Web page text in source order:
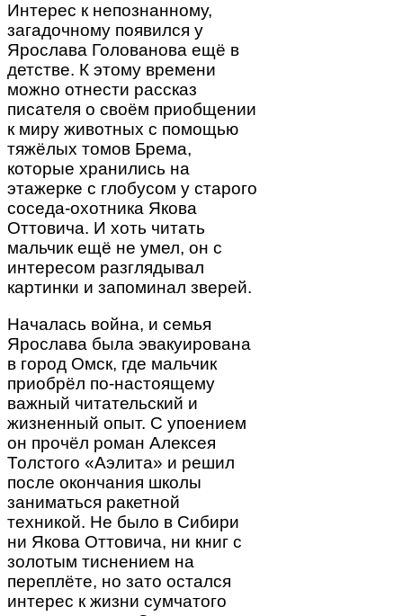
Интерес к непознанному,
загадочному появился у
Ярослава Голованова ещё в
детстве. К этому времени
можно отнести рассказ
писателя о своём приобщении
к миру животных с помощью
тяжёлых томов Брема,
которые хранились на
этажерке с глобусом у старого
соседа-охотника Якова
Оттовича. И хоть читать
мальчик ещё не умел, он с
интересом разглядывал
картинки и запоминал зверей.
Началась война, и семья
Ярослава была эвакуирована
в город Омск, где мальчик
приобрёл по-настоящему
важный читательский и
жизненный опыт. С упоением
он прочёл роман Алексея
Толстого «Аэлита» и решил
после окончания школы
заниматься ракетной
техникой. Не было в Сибири
ни Якова Оттовича, ни книг с
золотым тиснением на
переплёте, но зато остался
интерес к жизни сумчатого